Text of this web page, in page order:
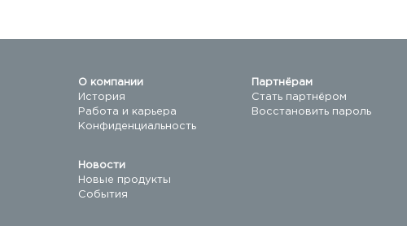
О компании
История
Работа и карьера
Конфиденциальность
Партнёрам
Стать партнёром
Восстановить пароль
Новости
Новые продукты
События